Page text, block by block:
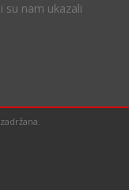
su nam ukazali